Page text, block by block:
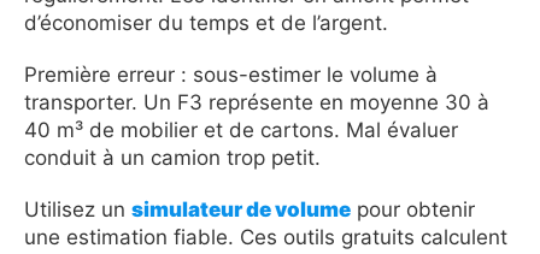
d’économiser du temps et de l’argent.
Première erreur : sous-estimer le volume à
transporter. Un F3 représente en moyenne 30 à
40 m³ de mobilier et de cartons. Mal évaluer
conduit à un camion trop petit.
Utilisez un simulateur de volume pour obtenir
une estimation fiable. Ces outils gratuits calculent